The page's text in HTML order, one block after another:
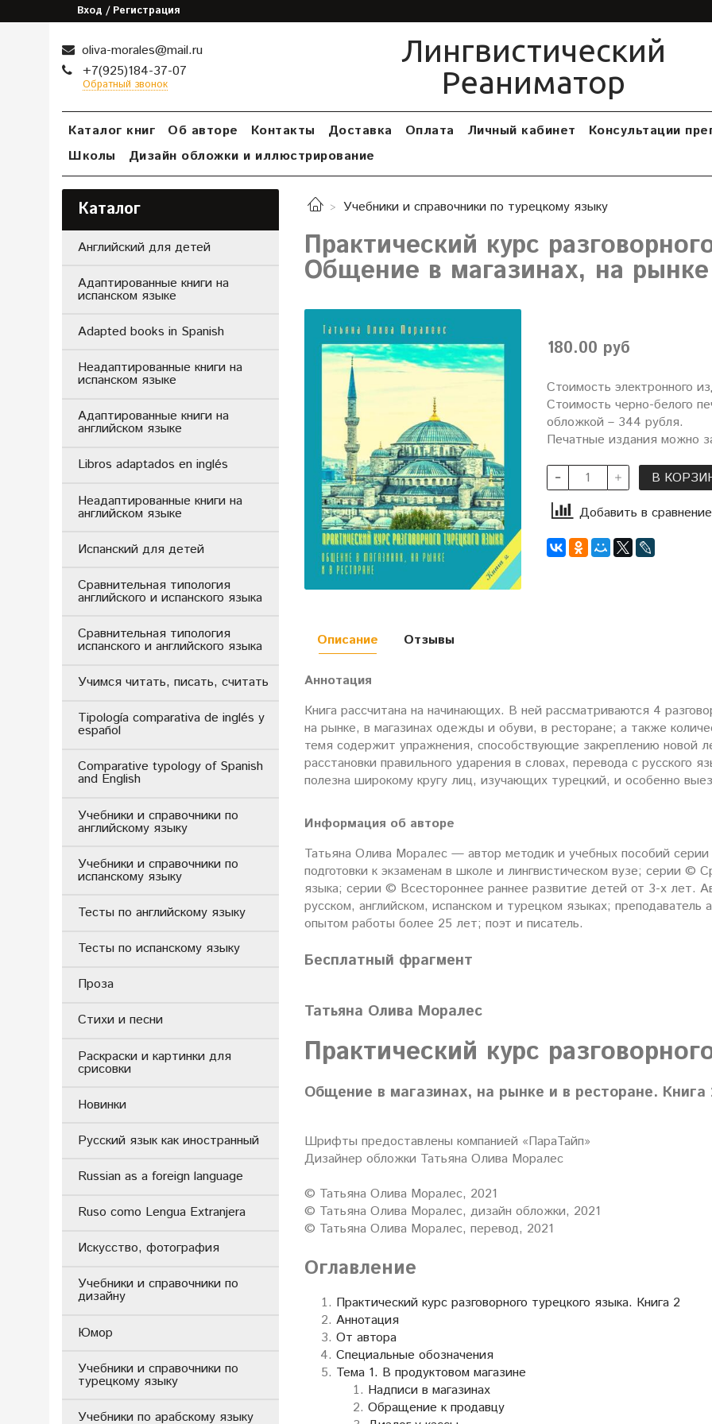
Вход / Регистрация
oliva-morales@mail.ru
+7(925)184-37-07
Обратный звонок
Лингвистический
Реаниматор
Каталог книг Об авторе Контакты Доставка Оплата Личный кабинет
Консультации
Школы
Дизайн обложки и иллюстрирование
Учебники и справочники по турецкому языку
Практический курс
Общение в магазинах, на
180.00 руб
Стоимость электронного
Стоимость черно-белого
обложкой – 344 рубля.
Печатные издания можно
В
Добавить в сравнение
Описание
Аннотация
Книга рассчитана на начинающих. В ней рассматриваются 4
на рынке, в магазинах одежды и обуви, в ресторане; а также
темя содержит упражнения, способствующие закреплению новой
расстановки правильного ударения в словах, перевода с русского
полезна широкому кругу лиц, изучающих турецкий, и особенно
Информация об авторе
Татьяна Олива Моралес — автор методик и учебных пособий
подготовки к экзаменам в школе и лингвистическом вузе; серии ©
языка; серии © Всестороннее раннее развитие детей от 3-х лет.
русском, английском, испанском и турецком языках; преподаватель
опытом работы более 25 лет; поэт и писатель.
Бесплатный фрагмент
Татьяна Олива Моралес
Практический курс
Общение в магазинах, на рынке и в ресторане. Книга
Шрифты предоставлены компанией «ПараТайп»
Дизайнер обложки Татьяна Олива Моралес
© Татьяна Олива Моралес, 2021
© Татьяна Олива Моралес, дизайн обложки, 2021
© Татьяна Олива Моралес, перевод, 2021
Оглавление
Практический курс разговорного турецкого языка. Книга 2
Аннотация
От автора
Специальные обозначения
Тема 1. В продуктовом магазине
Надписи в магазинах
Обращение к продавцу
Отзывы
Каталог
Английский для детей
Адаптированные книги на
испанском языке
Adapted books in Spanish
Неадаптированные книги на
испанском языке
Адаптированные книги на
английском языке
Libros adaptados en inglés
Неадаптированные книги на
английском языке
Испанский для детей
Сравнительная типология
английского и испанского языка
Сравнительная типология
испанского и английского языка
Учимся читать, писать, считать
Tipología comparativa de inglés y
español
Comparative typology of Spanish
and English
Учебники и справочники по
английскому языку
Учебники и справочники по
испанскому языку
Тесты по английскому языку
Тесты по испанскому языку
Проза
Стихи и песни
Раскраски и картинки для
срисовки
Новинки
Русский язык как иностранный
Russian as a foreign language
Ruso como Lengua Extranjera
Искусство, фотография
Учебники и справочники по
дизайну
Юмор
Учебники и справочники по
турецкому языку
Учебники по арабскому языку